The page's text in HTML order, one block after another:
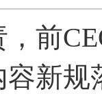
前
容新